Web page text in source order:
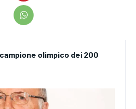
olimpico dei 200